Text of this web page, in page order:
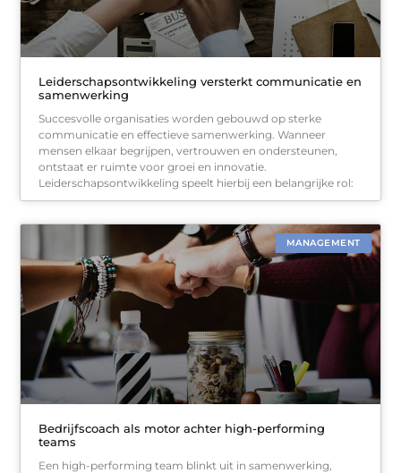
Leiderschapsontwikkeling versterkt communicatie en
samenwerking
Succesvolle organisaties worden gebouwd op sterke
communicatie en effectieve samenwerking. Wanneer
mensen elkaar begrijpen, vertrouwen en ondersteunen,
ontstaat er ruimte voor groei en innovatie.
Leiderschapsontwikkeling speelt hierbij een belangrijke rol:
MANAGEMENT
Bedrijfscoach als motor achter high-performing
teams
Een high-performing team blinkt uit in samenwerking,